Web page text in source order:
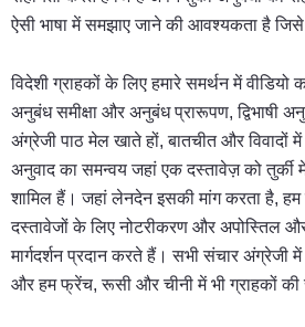
ऐसी भाषा में समझाए जाने की आवश्यकता है
विदेशी ग्राहकों के लिए हमारे समर्थन में वीडियो
अनुबंध समीक्षा और अनुबंध प्रारूपण, द्विभाषी
अंग्रेजी पाठ मेल खाते हों, बातचीत और विवादों में
अनुवाद का समन्वय जहां एक दस्तावेज़ को तुर्की
शामिल हैं। जहां लेनदेन इसकी मांग करता है, हम
दस्तावेजों के लिए नोटरीकरण और अपोस्तिल
मार्गदर्शन प्रदान करते हैं। सभी संचार अंग्रेजी
और हम फ्रेंच, रूसी और चीनी में भी ग्राहकों की